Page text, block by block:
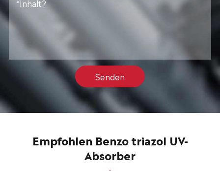
Senden
Empfohlen Benzo triazol UV-
Absorber